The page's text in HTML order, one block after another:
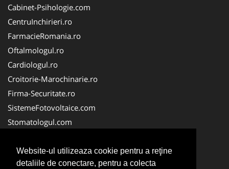
Website-ul utilizeaza cookie pentru a reţine
detaliile de conectare, pentru a colecta
Cabinet-Psihologie.com
CentruInchirieri.ro
FarmacieRomania.ro
Oftalmologul.ro
Cardiologul.ro
Croitorie-Marochinarie.ro
Firma-Securitate.ro
SistemeFotovoltaice.com
Stomatologul.com
Birouri-Cadastru.ro
Cabinet-Individual.ro